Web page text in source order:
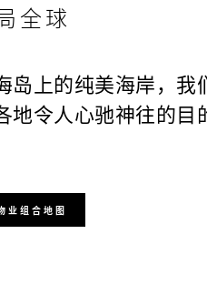
全球
岛上的纯美海岸，我
令人心驰神往的目
业组合地图